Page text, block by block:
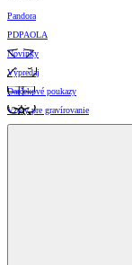
Pandora
PDPAOLA
Novinky
Výpredaj
Darčekové poukazy
Vzory pre gravírovanie